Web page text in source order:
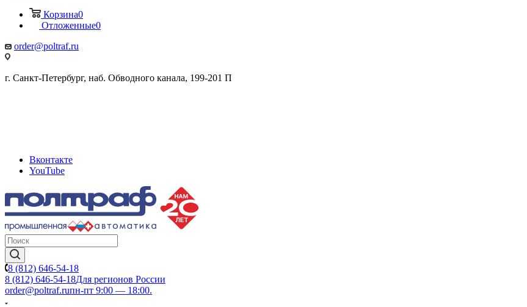
Корзина0
Отложенные0
order@poltraf.ru
г. Санкт-Петербург, наб. Обводного канала, 199-201 П
Вконтакте
YouTube
8 (812) 646-54-18
8 (812) 646-54-18Для регионов России
order@poltraf.ruпн-пт 9:00 — 18:00.